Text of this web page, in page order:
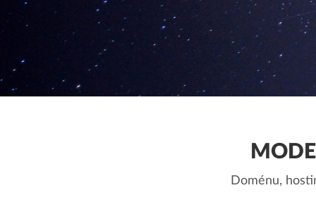
Doménu,